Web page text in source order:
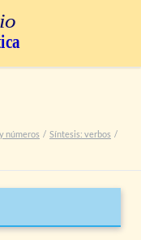
números
Síntesis: verbos